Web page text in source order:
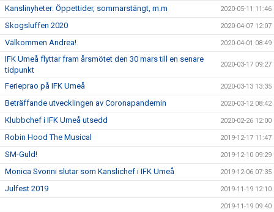
Kanslinyheter: Öppettider, sommarstängt, m.m 2020-05-11 11:46
Skogsluffen 2020 2020-04-07 12:07
Välkommen Andrea! 2020-04-01 08:49
IFK Umeå flyttar fram årsmötet den 30 mars till en senare
tidpunkt
2020-03-17 09:27
Ferieprao på IFK Umeå 2020-03-13 13:35
Beträffande utvecklingen av Coronapandemin 2020-03-12 08:42
Klubbchef i IFK Umeå utsedd 2020-02-26 12:00
Robin Hood The Musical 2019-12-17 11:47
SM-Guld! 2019-12-10 09:29
Monica Svonni slutar som Kanslichef i IFK Umeå 2019-12-06 07:35
Julfest 2019 2019-11-19 12:10
2019-11-19 09:40